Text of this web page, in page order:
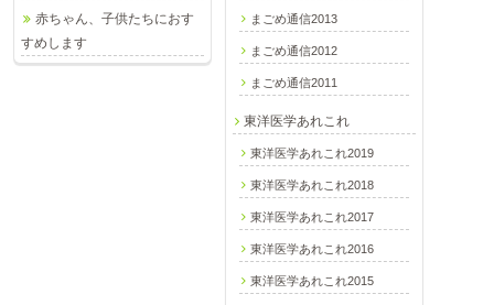
まごめ通信2013
まごめ通信2012
まごめ通信2011
東洋医学あれこれ
東洋医学あれこれ2019
東洋医学あれこれ2018
東洋医学あれこれ2017
東洋医学あれこれ2016
東洋医学あれこれ2015
赤ちゃん、子供たちにおす
すめします